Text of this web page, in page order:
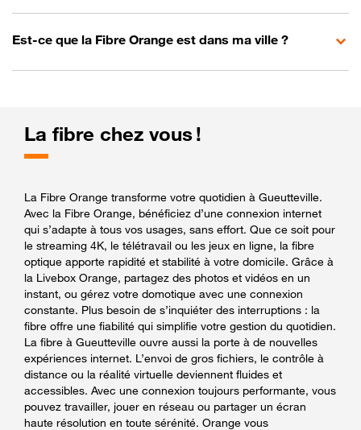
Est-ce que la Fibre Orange est dans ma ville ?
La fibre chez vous !
La Fibre Orange transforme votre quotidien à Gueutteville.
Avec la Fibre Orange, bénéficiez d’une connexion internet
qui s’adapte à tous vos usages, sans effort. Que ce soit pour
le streaming 4K, le télétravail ou les jeux en ligne, la fibre
optique apporte rapidité et stabilité à votre domicile. Grâce à
la Livebox Orange, partagez des photos et vidéos en un
instant, ou gérez votre domotique avec une connexion
constante. Plus besoin de s’inquiéter des interruptions : la
fibre offre une fiabilité qui simplifie votre gestion du quotidien.
La fibre à Gueutteville ouvre aussi la porte à de nouvelles
expériences internet. L’envoi de gros fichiers, le contrôle à
distance ou la réalité virtuelle deviennent fluides et
accessibles. Avec une connexion toujours performante, vous
pouvez travailler, jouer en réseau ou partager un écran
haute résolution en toute sérénité. Orange vous